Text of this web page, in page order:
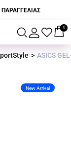
ΠΑΡΑΓΓΕΛΙΑΣ
0
ASICS
New Arrival